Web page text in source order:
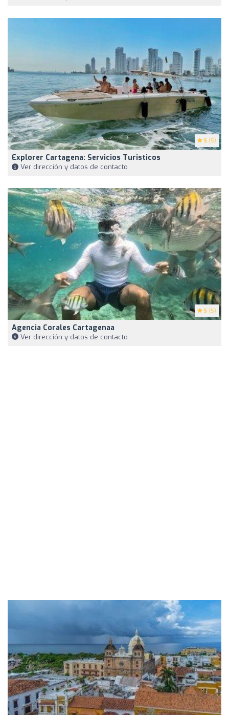
5 (5)
Explorer Cartagena: Servicios Turisticos
Ver dirección y datos de contacto
5 (5)
Agencia Corales Cartagenaa
Ver dirección y datos de contacto